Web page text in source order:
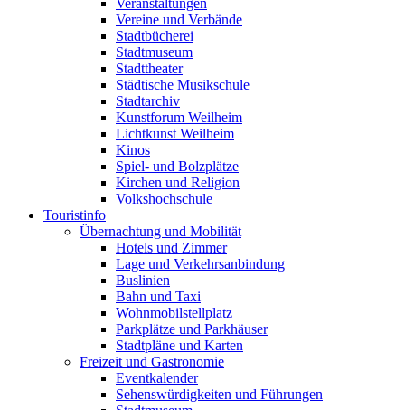
Vereine und Verbände
Stadtbücherei
Stadtmuseum
Stadttheater
Städtische Musikschule
Stadtarchiv
Kunstforum Weilheim
Lichtkunst Weilheim
Kinos
Spiel- und Bolzplätze
Kirchen und Religion
Volkshochschule
Touristinfo
Übernachtung und Mobilität
Hotels und Zimmer
Lage und Verkehrsanbindung
Buslinien
Bahn und Taxi
Wohnmobilstellplatz
Parkplätze und Parkhäuser
Stadtpläne und Karten
Freizeit und Gastronomie
Eventkalender
Sehenswürdigkeiten und Führungen